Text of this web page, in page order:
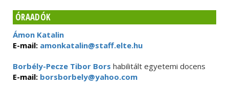
ÓRAADÓK
Ámon Katalin
E-mail: amonkatalin@staff.elte.hu
Borbély-Pecze Tibor Bors habilitált egyetemi docens
E-mail: borsborbely@yahoo.com